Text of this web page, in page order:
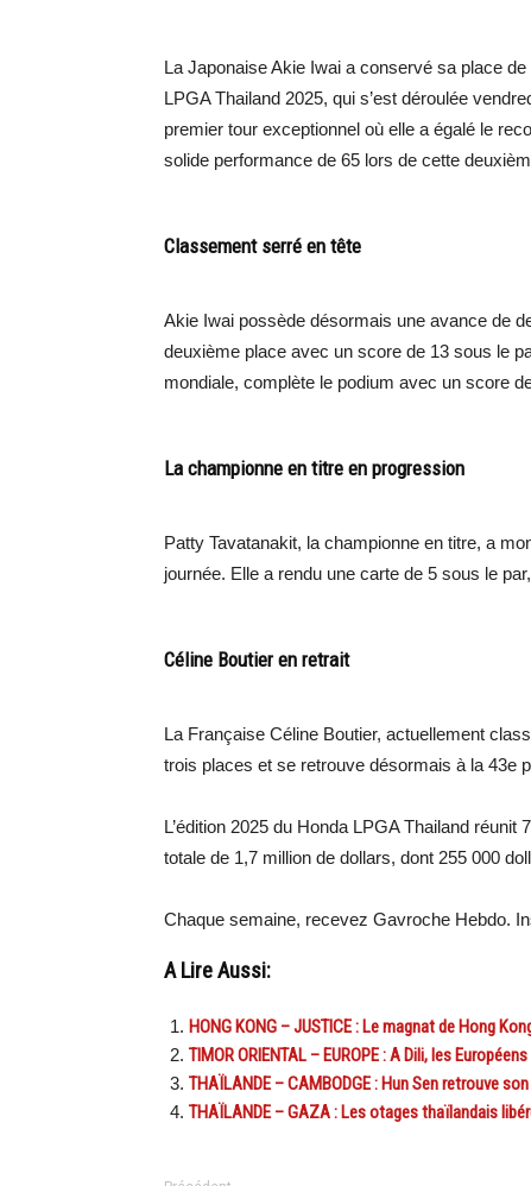
La Japonaise Akie Iwai a conservé sa place
LPGA Thailand 2025, qui s’est déroulée
premier tour exceptionnel où elle a égalé le
solide performance de 65 lors de cette
Classement serré en tête
Akie Iwai possède désormais une avance de
deuxième place avec un score de 13 sous le
mondiale, complète le podium avec un score
La championne en titre en progression
Patty Tavatanakit, la championne en titre, a
journée. Elle a rendu une carte de 5 sous le
Céline Boutier en retrait
La Française Céline Boutier, actuellement
trois places et se retrouve désormais à la 43e
L’édition 2025 du Honda LPGA Thailand
totale de 1,7 million de dollars, dont 255 000
Chaque semaine, recevez Gavroche Hebdo.
A Lire Aussi:
HONG KONG – JUSTICE : Le magnat de Hong
TIMOR ORIENTAL – EUROPE : A Dili, les
THAÏLANDE – CAMBODGE : Hun Sen retrouve
THAÏLANDE – GAZA : Les otages thaïlandais